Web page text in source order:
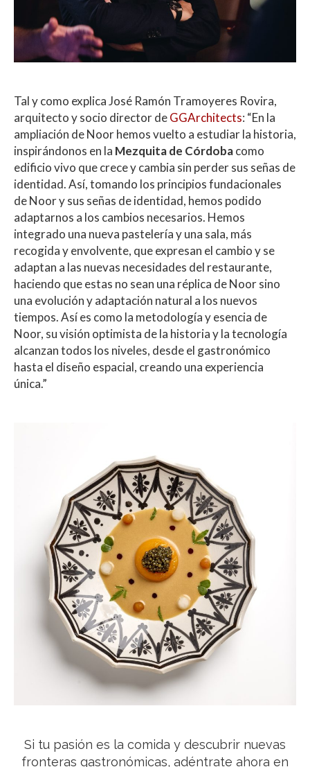
Tal y como explica José Ramón Tramoyeres Rovira,
arquitecto y socio director deGGArchitects: “En la
ampliación de Noor hemos vuelto a estudiar la historia,
inspirándonos en la Mezquita de Córdobacomo
edificio vivo que crece y cambia sin perder sus señas de
identidad. Así, tomando los principios fundacionales
de Noor y sus señas de identidad, hemos podido
adaptarnos a los cambios necesarios. Hemos
integrado una nueva pastelería y una sala, más
recogida y envolvente, que expresan el cambio y se
adaptan a las nuevas necesidades del restaurante,
haciendo que estas no sean una réplica de Noor sino
una evolución y adaptación natural a los nuevos
tiempos. Así es como la metodología y esencia de
Noor, su visión optimista de la historia y la tecnología
alcanzan todos los niveles, desde el gastronómico
hasta el diseño espacial, creando una experiencia
única.”
Si tu pasión es la comida y descubrir nuevas
fronteras gastronómicas, adéntrate ahora en